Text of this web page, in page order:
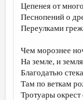
Цепенея от
Песнопений о
Переулками
Чем морознее
На земле, и
Благодатью
Там по веткам
Тротуары окрест